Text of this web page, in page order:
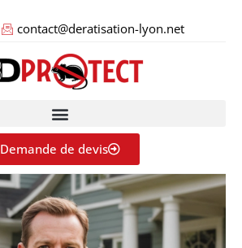
contact@deratisation-lyon.net
Demande de devis